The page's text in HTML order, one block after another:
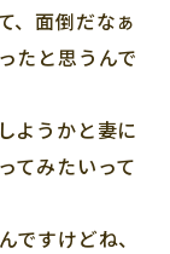
、面倒だなぁ
たと思うんで
ようかと妻に
てみたいって
ですけどね、